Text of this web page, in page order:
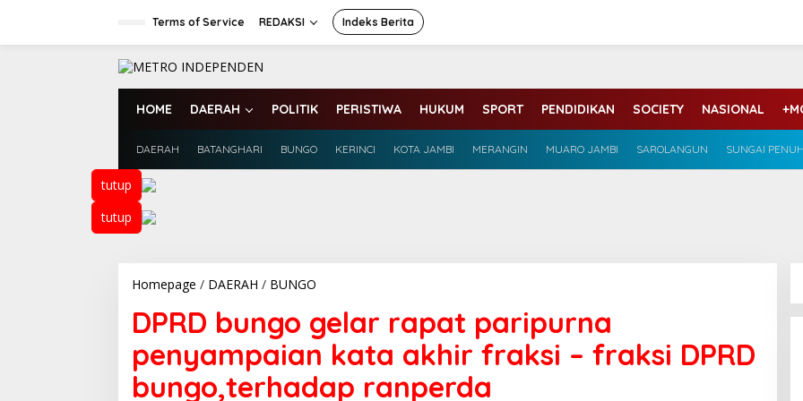
Terms of Service REDAKSI Indeks Berita
HOME DAERAH POLITIK PERISTIWA HUKUM SPORT PENDIDIKAN SOCIETY NASIONAL
DAERAH BATANGHARI BUNGO KERINCI KOTA JAMBI MERANGIN MUARO JAMBI SAROLANGUN SUNGAI PENUH
tutup
tutup
Homepage / DAERAH / BUNGO
R
D
b
u
n
g
DPRD bungo gelar rapat paripurna
penyampaian kata akhir fraksi – fraksi DPRD
bungo,terhadap ranperda